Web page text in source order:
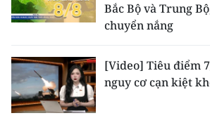
Bắc Bộ và Trung
chuyển nắng
[Video] Tiêu điểm
nguy cơ cạn kiệt